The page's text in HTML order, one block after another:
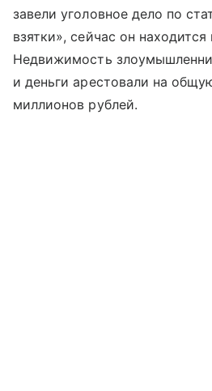
завели уголовное дело по
взятки», сейчас он
Недвижимость
и деньги арестовали на
миллионов рублей.